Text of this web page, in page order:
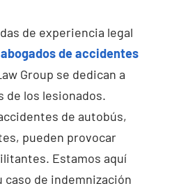
de experiencia legal
abogados de accidentes
Group se dedican a
de los lesionados.
de autobús,
pueden provocar
Estamos aquí
caso de indemnización